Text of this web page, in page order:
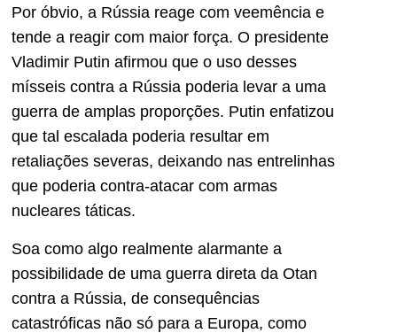
Por óbvio, a Rússia reage com veemência e
tende a reagir com maior força. O presidente
Vladimir Putin afirmou que o uso desses
mísseis contra a Rússia poderia levar a uma
guerra de amplas proporções. Putin enfatizou
que tal escalada poderia resultar em
retaliações severas, deixando nas entrelinhas
que poderia contra-atacar com armas
nucleares táticas.
Soa como algo realmente alarmante a
possibilidade de uma guerra direta da Otan
contra a Rússia, de consequências
catastróficas não só para a Europa, como